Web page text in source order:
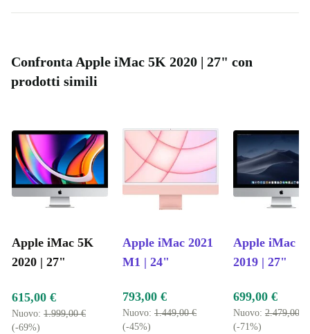
Confronta Apple iMac 5K 2020 | 27" con
prodotti simili
Apple iMac 5K
2020 | 27"
Apple iMac 2021
M1 | 24"
Apple iMac
2019 | 27"
615,00 €
Nuovo: 1.999,00 €
(-69%)
793,00 €
Nuovo: 1.449,00 €
(-45%)
699,00 €
Nuovo: 2.479,00 €
(-71%)